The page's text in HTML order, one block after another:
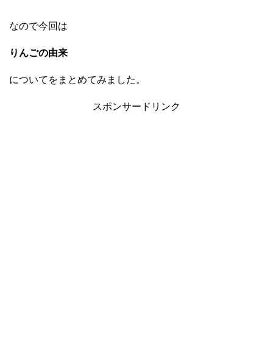
なので今回は
りんごの由来
についてをまとめてみました。
スポンサードリンク